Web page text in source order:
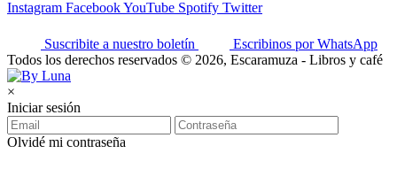
Instagram FacebookYouTube Spotify Twitter
Suscribite a nuestro boletín
Escribinos por WhatsApp
Todos los derechos reservados © 2026, Escaramuza - Libros y café
×
Iniciar sesión
Olvidé mi contraseña